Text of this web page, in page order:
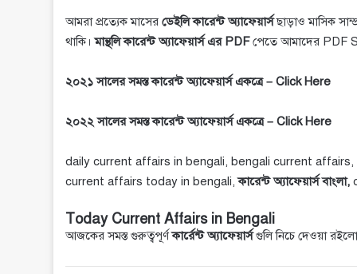
আমরা প্রত্যেক মাসেরডেইলি কারেন্ট অ্যাফেয়ার্সছাড়াও মাসিক
থাকি।মান্থলি কারেন্ট অ্যাফেয়ার্স এর PDFপেতে আমাদের PDF
২০২১ সালের সমস্ত কারেন্ট অ্যাফেয়ার্স একত্রে –Click Here
২০২২ সালের সমস্ত কারেন্ট অ্যাফেয়ার্স একত্রে –Click Here
daily current affairs in bengali, bengali current
current affairs today in bengali,কারেন্ট অ্যাফেয়ার্স বাংলা,
Today Current Affairs in Bengali
আজকের সমস্ত গুরুত্বপূর্ণকার্রেন্ট অ্যাফেয়ার্সগুলি নিচে দেওয়া